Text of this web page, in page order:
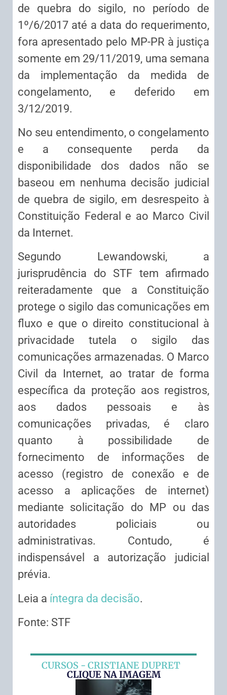
de quebra do sigilo, no período de
1º/6/2017 até a data do requerimento,
fora apresentado pelo MP-PR à justiça
somente em 29/11/2019, uma semana
da implementação da medida de
congelamento, e deferido em
3/12/2019.
No seu entendimento, o congelamento
e a consequente perda da
disponibilidade dos dados não se
baseou em nenhuma decisão judicial
de quebra de sigilo, em desrespeito à
Constituição Federal e ao Marco Civil
da Internet.
Segundo Lewandowski, a
jurisprudência do STF tem afirmado
reiteradamente que a Constituição
protege o sigilo das comunicações em
fluxo e que o direito constitucional à
privacidade tutela o sigilo das
comunicações armazenadas. O Marco
Civil da Internet, ao tratar de forma
específica da proteção aos registros,
aos dados pessoais e às
comunicações privadas, é claro
quanto à possibilidade de
fornecimento de informações de
acesso (registro de conexão e de
acesso a aplicações de internet)
mediante solicitação do MP ou das
autoridades policiais ou
administrativas. Contudo, é
indispensável a autorização judicial
prévia.
Leia a íntegra da decisão.
Fonte: STF
CURSOS - CRISTIANE DUPRET
CLIQUE NA IMAGEM